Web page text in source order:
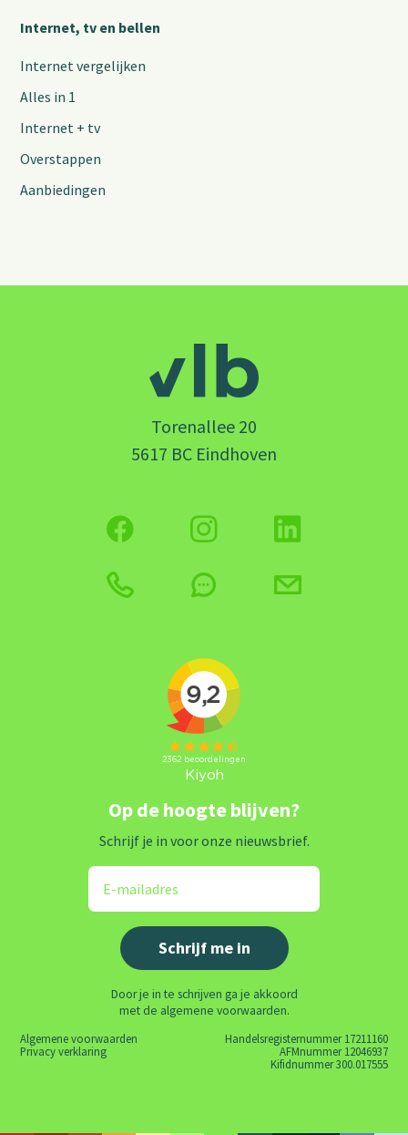
Internet, tv en bellen
Internet vergelijken
Alles in 1
Internet + tv
Overstappen
Aanbiedingen
Torenallee 20
5617 BC Eindhoven
Op de hoogte blijven?
Schrijf je in voor onze nieuwsbrief.
Door je in te schrijven ga je akkoord
met de algemene voorwaarden.
Algemene voorwaarden
Privacy verklaring
Handelsregisternummer 17211160
AFMnummer 12046937
Kifidnummer 300.017555